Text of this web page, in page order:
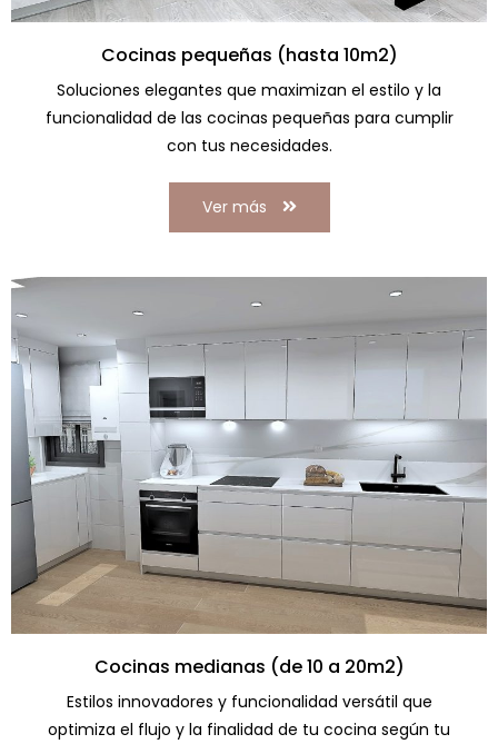
Cocinas pequeñas (hasta 10m2)
Soluciones elegantes que maximizan el estilo y la
funcionalidad de las cocinas pequeñas para cumplir
con tus necesidades.
Ver más
Cocinas medianas (de 10 a 20m2)
Estilos innovadores y funcionalidad versátil que
optimiza el flujo y la finalidad de tu cocina según tu